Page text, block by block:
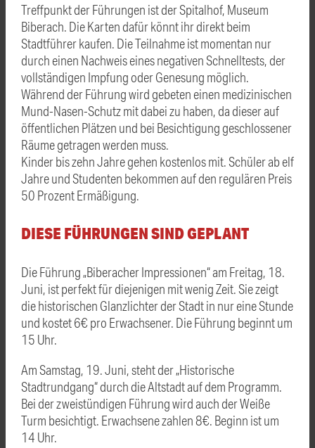
Treffpunkt der Führungen ist der Spitalhof, Museum
Biberach. Die Karten dafür könnt ihr direkt beim
Stadtführer kaufen. Die Teilnahme ist momentan nur
durch einen Nachweis eines negativen Schnelltests, der
vollständigen Impfung oder Genesung möglich.
Während der Führung wird gebeten einen medizinischen
Mund-Nasen-Schutz mit dabei zu haben, da dieser auf
öffentlichen Plätzen und bei Besichtigung geschlossener
Räume getragen werden muss.
Kinder bis zehn Jahre gehen kostenlos mit. Schüler ab elf
Jahre und Studenten bekommen auf den regulären Preis
50 Prozent Ermäßigung.
DIESE FÜHRUNGEN SIND GEPLANT
Die Führung „Biberacher Impressionen“ am Freitag, 18.
Juni, ist perfekt für diejenigen mit wenig Zeit. Sie zeigt
die historischen Glanzlichter der Stadt in nur eine Stunde
und kostet 6€ pro Erwachsener. Die Führung beginnt um
15 Uhr.
Am Samstag, 19. Juni, steht der „Historische
Stadtrundgang“ durch die Altstadt auf dem Programm.
Bei der zweistündigen Führung wird auch der Weiße
Turm besichtigt. Erwachsene zahlen 8€. Beginn ist um
14 Uhr.